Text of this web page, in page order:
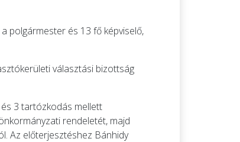
polgármester és 13 fő képviselő,
választási bizottság
3 tartózkodás mellett
rendeletét, majd
Az előterjesztéshez Bánhidy